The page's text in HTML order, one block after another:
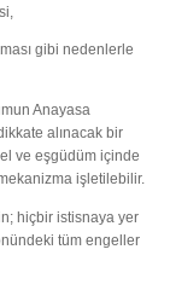
gibi nedenlerle
Anayasa
alınacak bir
ve eşgüdüm içinde
işletilebilir.
hiçbir istisnaya yer
tüm engeller